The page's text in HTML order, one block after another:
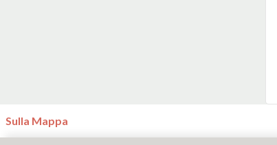
Sulla Mappa